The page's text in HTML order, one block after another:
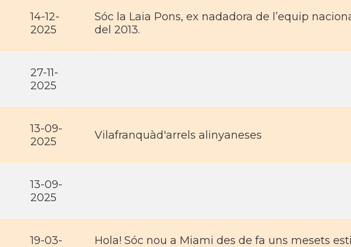
14-12-
2025
Sóc la Laia Pons, ex nadadora de l’equip
del 2013.
27-11-
2025
13-09-
2025
Vilafranquàd'arrels alinyaneses
13-09-
2025
19-03-
Hola! Sóc nou a Miami des de fa uns mesets